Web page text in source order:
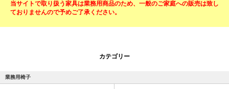
当サイトで取り扱う家具は業務用商品のため、一般のご家庭への販売は致し
ておりませんので予めご了承ください。
カテゴリー
業務用椅子